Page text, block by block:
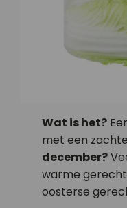
Wat is het?
met een
december?
warme
oosterse